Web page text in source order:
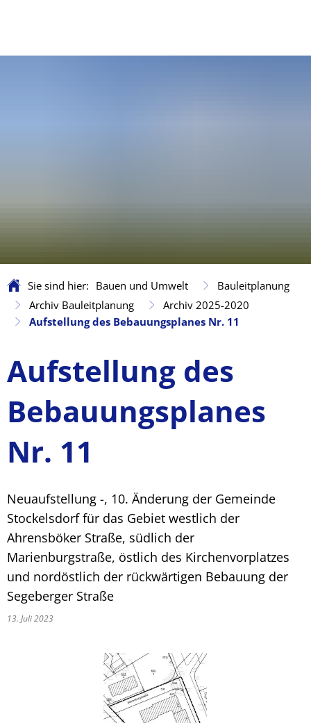
Sie sind hier: Bauen und Umwelt
Bauleitplanung
Archiv Bauleitplanung
Archiv 2025-2020
Aufstellung des Bebauungsplanes Nr. 11
Aufstellung des
Bebauungsplanes
Nr. 11
Neuaufstellung -, 10. Änderung der Gemeinde
Stockelsdorf für das Gebiet westlich der
Ahrensböker Straße, südlich der
Marienburgstraße, östlich des Kirchenvorplatzes
und nordöstlich der rückwärtigen Bebauung der
Segeberger Straße
13. Juli 2023